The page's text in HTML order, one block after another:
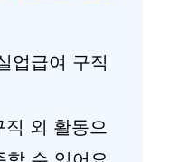
업급여 구직
직 외 활동으